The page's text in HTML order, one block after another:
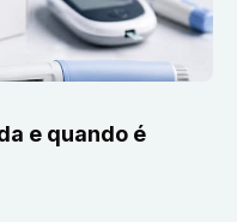
e quando é